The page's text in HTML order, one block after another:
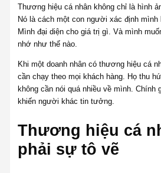
Thương hiệu cá nhân không chỉ là hình
Nó là cách một con người xác định mình
Mình đại diện cho giá trị gì. Và mình
nhớ như thế nào.
Khi một doanh nhân có thương hiệu cá
cần chạy theo mọi khách hàng. Họ thu
không cần nói quá nhiều về mình. Chính
khiến người khác tin tưởng.
Thương hiệu cá
phải sự tô vẽ